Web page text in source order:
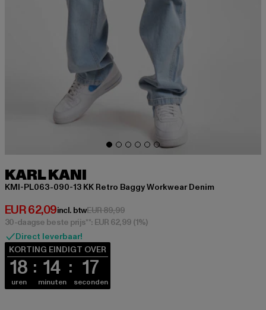
KARL KANI
KMI-PL063-090-13 KK Retro Baggy Workwear Denim
EUR 62,09
Huidige prijs: EUR 62,09
incl. btwEUR 89,99Actieprijs: EUR 89,99
30-daagse beste prijs**: EUR 62,99 (1%)
Direct leverbaar!
KORTING EINDIGT OVER
18
uren
14
minuten
17
seconden